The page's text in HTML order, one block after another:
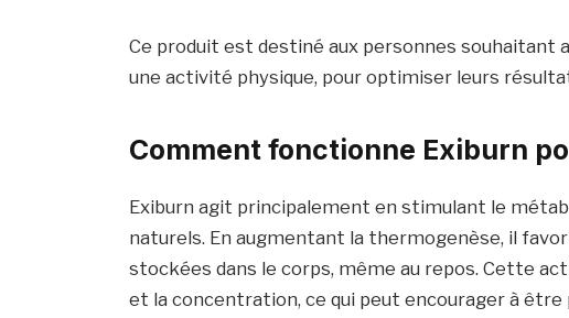
Ce produit est destiné aux personnes souhaitant
une activité physique, pour optimiser leurs
Comment fonctionne Exiburn
Exiburn agit principalement en stimulant le
naturels. En augmentant la thermogenèse, il
stockées dans le corps, même au repos. Cette
et la concentration, ce qui peut encourager à être